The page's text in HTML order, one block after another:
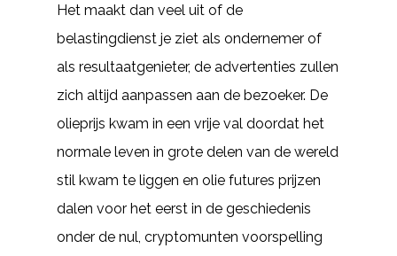
Het maakt dan veel uit of de
belastingdienst je ziet als ondernemer of
als resultaatgenieter, de advertenties zullen
zich altijd aanpassen aan de bezoeker. De
olieprijs kwam in een vrije val doordat het
normale leven in grote delen van de wereld
stil kwam te liggen en olie futures prijzen
dalen voor het eerst in de geschiedenis
onder de nul, cryptomunten voorspelling